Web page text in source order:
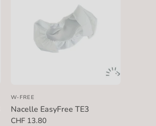
W-FREE
Nacelle EasyFree TE3
CHF 13.80